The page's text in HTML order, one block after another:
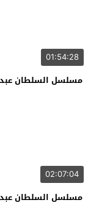
01:54:28
مسلسل السلطان عبد
02:07:04
مسلسل السلطان عبد